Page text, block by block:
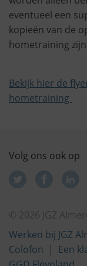
eventueel een
kopieën van de
hometraining
Bekijk hier de
hometraining
Volg ons ook op
© 2026 JGZ
Werken bij JGZ
Colofon
Een